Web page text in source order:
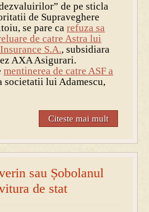
de pe sticla
de Supraveghere
se pare ca refuza sa
de catre Astra lui
S.A., subsidiara
AXA Asigurari.
mentinerea de catre ASF a
societatii lui Adamescu,
Citeste mai mult
sau Șobolanul
de stat